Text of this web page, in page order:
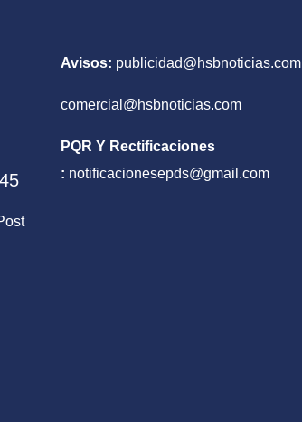
Avisos: publicidad@hsbnoticias.com
comercial@hsbnoticias.com
PQR Y Rectificaciones
: notificacionesepds@gmail.com